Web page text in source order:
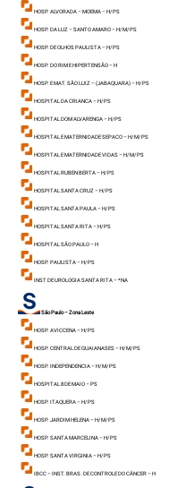
HOSP. ALVORADA – MOEMA – H/ PS
HOSP. DA LUZ – SANTO AMARO – H/ M/ PS
HOSP. DE OLHOS PAULISTA – H/ PS
HOSP. DO RIM E HIPERTENSÃO – H
HOSP. E MAT. SÃO LUIZ – (JABAQUARA) – H/ PS
HOSPITAL DA CRIANCA – H/ PS
HOSPITAL DOM ALVARENGA – H/ PS
HOSPITAL E MATERNIDADE SEPACO – H/ M/ PS
HOSPITAL E MATERNIDADE VIDAS – H/ M/ PS
HOSPITAL RUBEN BERTA – H/ PS
HOSPITAL SANTA CRUZ – H/ PS
HOSPITAL SANTA PAULA – H/ PS
HOSPITAL SANTA RITA – H/ PS
HOSPITAL SÃO PAULO – H
HOSP. PAULISTA – H/ PS
INST DE UROLOGIA SANTA RITA – *NA
São Paulo – Zona Leste
HOSP. AVICCENA – H/ PS
HOSP. CENTRAL DE GUAIANASES – H/ M/ PS
HOSP. INDEPENDENCIA – H/ M/ PS
HOSPITAL 8 DE MAIO – PS
HOSP. ITAQUERA – H/ PS
HOSP. JARDIM HELENA – H/ M/ PS
HOSP. SANTA MARCELINA – H/ PS
HOSP. SANTA VIRGINIA – H/ PS
IBCC – INST. BRAS. DE CONTROLE DO CÂNCER – H